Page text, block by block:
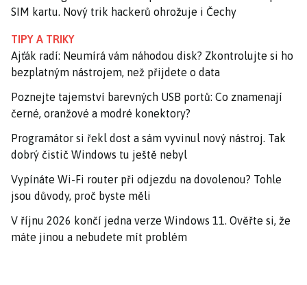
SIM kartu. Nový trik hackerů ohrožuje i Čechy
TIPY A TRIKY
Ajťák radí: Neumírá vám náhodou disk? Zkontrolujte si ho
bezplatným nástrojem, než přijdete o data
Poznejte tajemství barevných USB portů: Co znamenají
černé, oranžové a modré konektory?
Programátor si řekl dost a sám vyvinul nový nástroj. Tak
dobrý čistič Windows tu ještě nebyl
Vypínáte Wi-Fi router při odjezdu na dovolenou? Tohle
jsou důvody, proč byste měli
V říjnu 2026 končí jedna verze Windows 11. Ověřte si, že
máte jinou a nebudete mít problém